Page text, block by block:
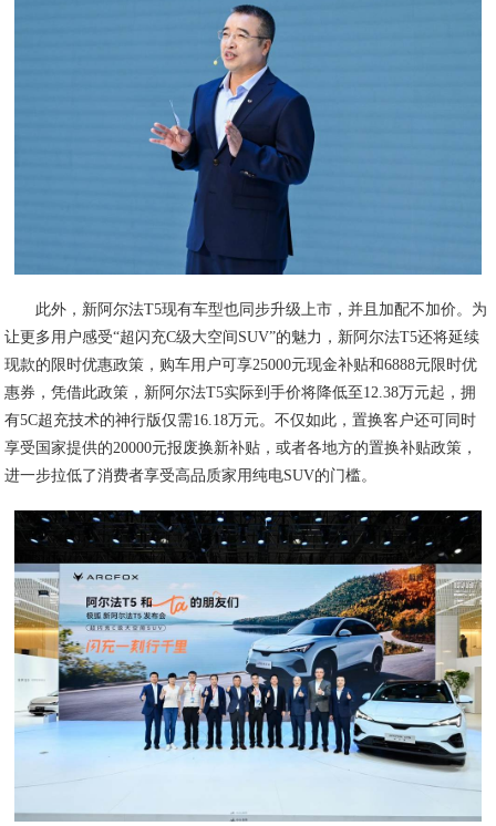
此外，新阿尔法T5现有车型也同步升级上市，并且加配不加价。为
让更多用户感受“超闪充C级大空间SUV”的魅力，新阿尔法T5还将延续
现款的限时优惠政策，购车用户可享25000元现金补贴和6888元限时优
惠券，凭借此政策，新阿尔法T5实际到手价将降低至12.38万元起，拥
有5C超充技术的神行版仅需16.18万元。不仅如此，置换客户还可同时
享受国家提供的20000元报废换新补贴，或者各地方的置换补贴政策，
进一步拉低了消费者享受高品质家用纯电SUV的门槛。